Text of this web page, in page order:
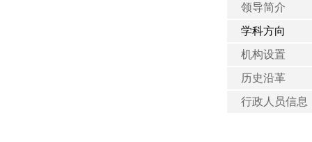
领导简介
学科方向
机构设置
历史沿革
行政人员信息